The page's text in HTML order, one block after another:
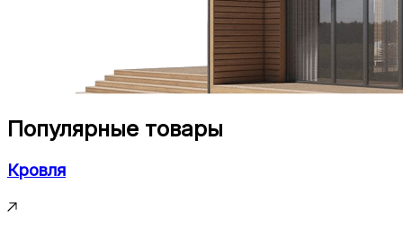
Популярные товары
Кровля